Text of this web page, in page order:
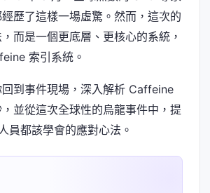
歷了這樣一場虛驚。然而，這次的
而是一個更底層、更核心的系統，
索引系統。
到事件現場，深入解析 Caffeine
並從這次全球性的烏龍事件中，提
員都該學會的應對心法。